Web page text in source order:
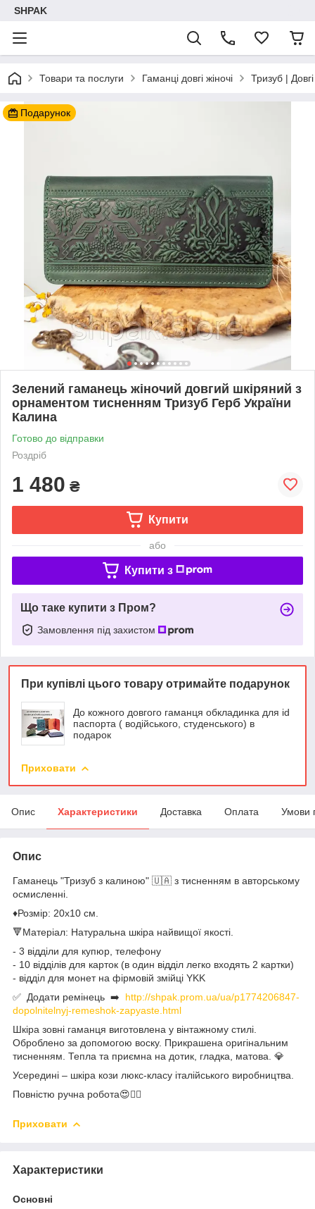
SHPAK
Товари та послуги Гаманці довгі жіночі Тризуб |
Подарунок
Зелений гаманець жіночий довгий шкіряний з
орнаментом тисненням Тризуб Герб України
Калина
Готово до відправки
Роздріб
1 480 ₴
Купити
або
Купити з
Що таке купити з Пром?
Замовлення під захистом
При купівлі цього товару отримайте подарунок
До кожного довгого гаманця обкладинка для id
паспорта ( водійського, студенського) в
подарок
Приховати
Опис Характеристики Доставка Оплата Умови
Опис
Гаманець "Тризуб з калиною" 🇺🇦 з тисненням в авторському
осмисленні.
♦️Розмір: 20х10 см.
🔻Матеріал: Натуральна шкіра найвищої якості.
- 3 відділи для купюр, телефону
- 10 відділів для карток (в один відділ легко входять 2 картки)
- відділ для монет на фірмовій змійці YKK
✅ Додати ремінець ➡️ http://shpak.prom.ua/ua/p1774206847-
dopolnitelnyj-remeshok-zapyaste.html
Шкіра зовні гаманця виготовлена у вінтажному стилі.
Оброблено за допомогою воску. Прикрашена оригінальним
тисненням. Тепла та приємна на дотик, гладка, матова. 💎
Усередині – шкіра кози люкс-класу італійського виробництва.
Повністю ручна робота😍❤️‍🔥
Приховати
Характеристики
Основні